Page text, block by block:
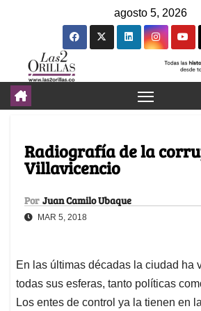
agosto 5, 2026
Radiografía de la
Villavicencio
Por Juan Camilo Ubaque
MAR 5, 2018
En las últimas décadas la ciudad ha
todas sus esferas, tanto políticas
Los entes de control ya la tienen en